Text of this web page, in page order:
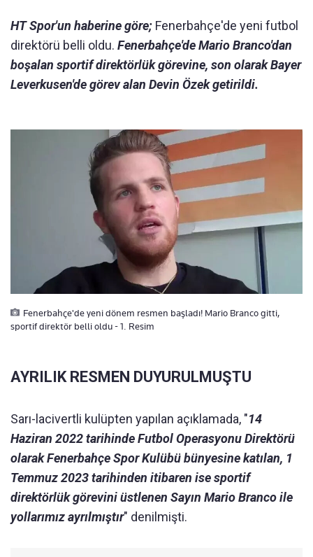
HT Spor'un haberine göre; Fenerbahçe'de yeni futbol
direktörü belli oldu. Fenerbahçe'de Mario Branco'dan
boşalan sportif direktörlük görevine, son olarak Bayer
Leverkusen'de görev alan Devin Özek getirildi.
Fenerbahçe'de yeni dönem resmen başladı! Mario Branco gitti,
sportif direktör belli oldu - 1. Resim
AYRILIK RESMEN DUYURULMUŞTU
Sarı-lacivertli kulüpten yapılan açıklamada, "14
Haziran 2022 tarihinde Futbol Operasyonu Direktörü
olarak Fenerbahçe Spor Kulübü bünyesine katılan, 1
Temmuz 2023 tarihinden itibaren ise sportif
direktörlük görevini üstlenen Sayın Mario Branco ile
yollarımız ayrılmıştır" denilmişti.